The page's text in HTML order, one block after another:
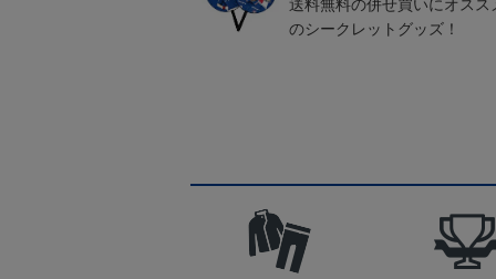
送料無料の併せ買いにオス
のシークレットグッズ！